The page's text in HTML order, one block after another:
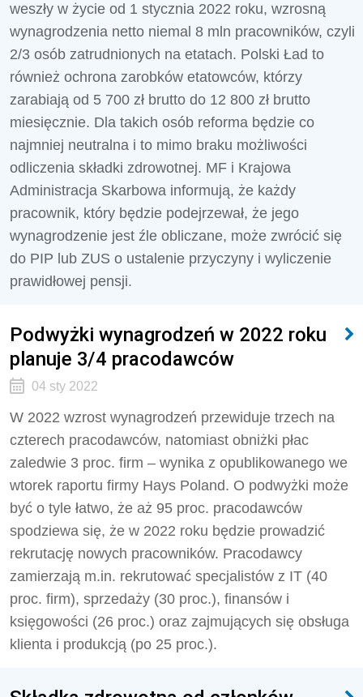
weszły w życie od 1 stycznia 2022 roku, wzrosną
wynagrodzenia netto niemal 8 mln pracowników, czyli
2/3 osób zatrudnionych na etatach. Polski Ład to
również ochrona zarobków etatowców, którzy
zarabiają od 5 700 zł brutto do 12 800 zł brutto
miesięcznie. Dla takich osób reforma będzie co
najmniej neutralna i to mimo braku możliwości
odliczenia składki zdrowotnej. MF i Krajowa
Administracja Skarbowa informują, że każdy
pracownik, który będzie podejrzewał, że jego
wynagrodzenie jest źle obliczane, może zwrócić się
do PIP lub ZUS o ustalenie przyczyny i wyliczenie
prawidłowej pensji.
Podwyżki wynagrodzeń w 2022 roku
planuje 3/4 pracodawców
04 sty 2022
W 2022 wzrost wynagrodzeń przewiduje trzech na
czterech pracodawców, natomiast obniżki płac
zaledwie 3 proc. firm – wynika z opublikowanego we
wtorek raportu firmy Hays Poland. O podwyżki może
być o tyle łatwo, że aż 95 proc. pracodawców
spodziewa się, że w 2022 roku będzie prowadzić
rekrutację nowych pracowników. Pracodawcy
zamierzają m.in. rekrutować specjalistów z IT (40
proc. firm), sprzedaży (30 proc.), finansów i
księgowości (26 proc.) oraz zajmujących się obsługa
klienta i produkcją (po 25 proc.).